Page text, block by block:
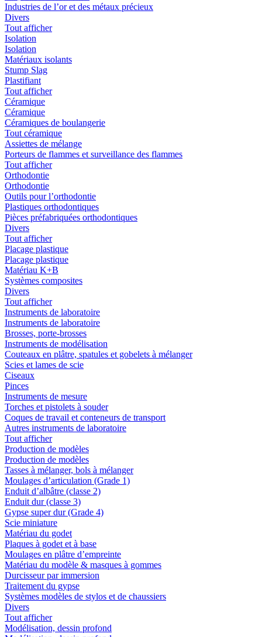
Industries de l’or et des métaux précieux
Divers
Tout afficher
Isolation
Isolation
Matériaux isolants
Stump Slag
Plastifiant
Tout afficher
Céramique
Céramique
Céramiques de boulangerie
Tout céramique
Assiettes de mélange
Porteurs de flammes et surveillance des flammes
Tout afficher
Orthodontie
Orthodontie
Outils pour l’orthodontie
Plastiques orthodontiques
Pièces préfabriquées orthodontiques
Divers
Tout afficher
Placage plastique
Placage plastique
Matériau K+B
Systèmes composites
Divers
Tout afficher
Instruments de laboratoire
Instruments de laboratoire
Brosses, porte-brosses
Instruments de modélisation
Couteaux en plâtre, spatules et gobelets à mélanger
Scies et lames de scie
Ciseaux
Pinces
Instruments de mesure
Torches et pistolets à souder
Coques de travail et conteneurs de transport
Autres instruments de laboratoire
Tout afficher
Production de modèles
Production de modèles
Tasses à mélanger, bols à mélanger
Moulages d’articulation (Grade 1)
Enduit d’albâtre (classe 2)
Enduit dur (classe 3)
Gypse super dur (Grade 4)
Scie miniature
Matériau du godet
Plaques à godet et à base
Moulages en plâtre d’empreinte
Matériau du modèle & masques à gommes
Durcisseur par immersion
Traitement du gypse
Systèmes modèles de stylos et de chaussiers
Divers
Tout afficher
Modélisation, dessin profond